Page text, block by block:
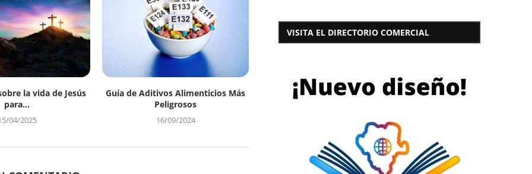
la vida de Jesús
para...
04/2025
Guía de Aditivos Alimenticios Más
Peligrosos
16/09/2024
VISITA EL DIRECTORIO COMERCIAL